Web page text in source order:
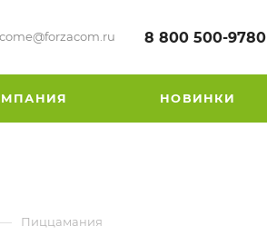
8 800 500-9780
НОВИНКИ
Пиццамания